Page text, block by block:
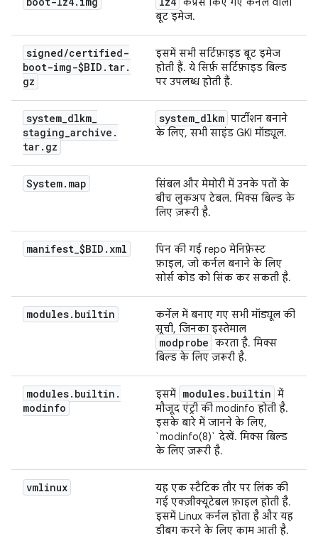
बूट इमेज.
signed/certified-
boot-img-$BID . tar.
gz
इसमें सभी सर्टिफ़ाइड बूट इमेज
होती हैं. ये सिर्फ़ सर्टिफ़ाइड बिल्ड
पर उपलब्ध होती हैं.
system_dlkm_
staging_archive .
tar. gz
system_dlkm पार्टीशन बनाने
के लिए, सभी साइंड GKI मॉड्यूल.
System. map
सिंबल और मेमोरी में उनके पतों के
बीच लुकअप टेबल. मिक्स बिल्ड के
लिए ज़रूरी है.
manifest_$BID . xml
पिन की गई repo मेनिफ़ेस्ट
फ़ाइल, जो कर्नल बनाने के लिए
सोर्स कोड को सिंक कर सकती है.
modules. builtin
कर्नेल में बनाए गए सभी मॉड्यूल की
सूची, जिनका इस्तेमाल
modprobe करता है. मिक्स
बिल्ड के लिए ज़रूरी है.
modules. builtin .
modinfo
इसमें modules. builtin में
मौजूद एंट्री की modinfo होती है.
इसके बारे में जानने के लिए,
`modinfo(8)` देखें. मिक्स बिल्ड
के लिए ज़रूरी है.
vmlinux
यह एक स्टैटिक तौर पर लिंक की
गई एक्ज़ीक्यूटेबल फ़ाइल होती है.
इसमें Linux कर्नल होता है और यह
डीबग करने के लिए काम आती है.